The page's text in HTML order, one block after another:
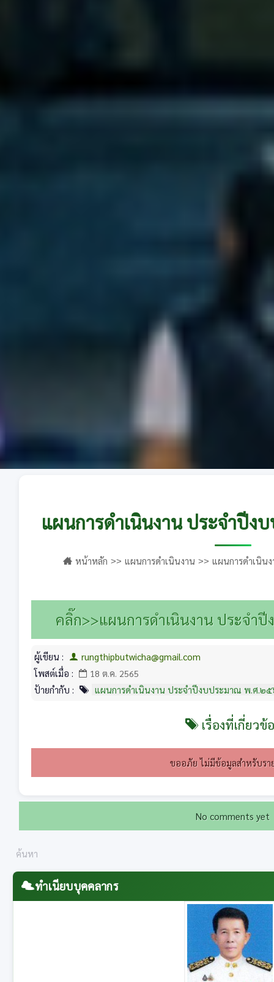
แผนการดำเนินงาน ประจำปี
หน้าหลัก แผนการดำเนินงาน แผนการดำเนิน
คลิ๊ก>>แผนการดำเนินงาน ประจ
ผู้เขียน :
rungthipbutwicha@gmail.com
โพสต์เมื่อ :
18 ต.ค. 2565
ป้ายกำกับ : แผนการดำเนินงาน ประจำปีงบประมาณ พ.ศ.๒
เรื่องที่เกี่ยวข้
ขออภัย ไม่มีข้อมูลสำหรับรา
No comments yet
ทำเนียบบุคคลากร